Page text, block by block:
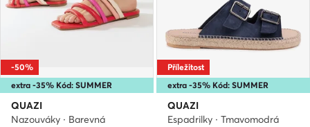
extra -35% Kód: SUMMER
-50%
QUAZI
Nazouváky · Barevná
extra -35% Kód: SUMMER
Příležitost
QUAZI
Espadrilky · Tmavomodrá